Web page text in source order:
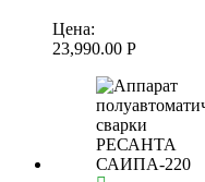
Цена:
23,990.00 Р